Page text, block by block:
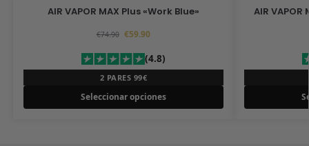
AIR VAPOR MAX Plus «Work Blue»
€74.90 €59.90
(4.8)
2 PARES 99€
Seleccionar opciones
AIR